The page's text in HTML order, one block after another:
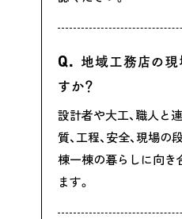
地域工務店の
すか？
設計者や大工、職人と
質、工程、安全、現場
棟一棟の暮らしに向き
ます。